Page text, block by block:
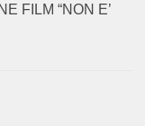
FILM “NON E’